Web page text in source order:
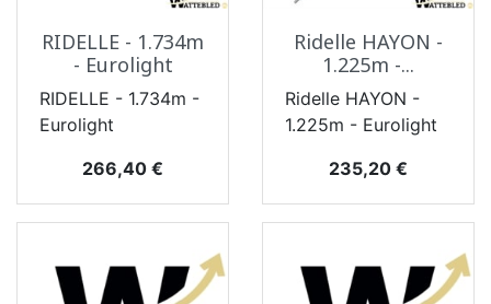
RIDELLE - 1.734m
- Eurolight
RIDELLE - 1.734m -
Eurolight
Prix
266,40 €
Ridelle HAYON -
1.225m -...
Ridelle HAYON -
1.225m - Eurolight
Prix
235,20 €